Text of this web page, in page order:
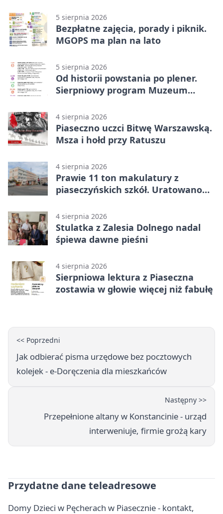
5 sierpnia 2026
Bezpłatne zajęcia, porady i piknik.
MGOPS ma plan na lato
5 sierpnia 2026
Od historii powstania po plener.
Sierpniowy program Muzeum
4 sierpnia 2026
Piaseczno uczci Bitwę Warszawską.
Msza i hołd przy Ratuszu
4 sierpnia 2026
Prawie 11 ton makulatury z
piaseczyńskich szkół. Uratowano
4 sierpnia 2026
Stulatka z Zalesia Dolnego nadal
śpiewa dawne pieśni
4 sierpnia 2026
Sierpniowa lektura z Piaseczna
zostawia w głowie więcej niż fabułę
<< Poprzedni
Jak odbierać pisma urzędowe bez pocztowych
kolejek - e‑Doręczenia dla mieszkańców
Następny >>
Przepełnione altany w Konstancinie - urząd
interweniuje, firmie grożą kary
Przydatne dane teleadresowe
Domy Dzieci w Pęcherach w Piasecznie - kontakt,